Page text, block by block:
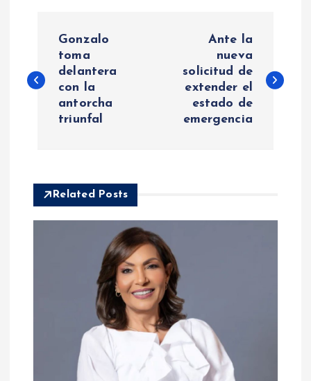
v
Gonzalo
toma
delantera
con la
antorcha
triunfal
Ante la
nueva
solicitud de
extender el
estado de
emergencia
Related Posts